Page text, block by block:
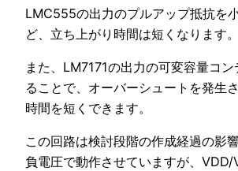
LMC555の出力のプルアップ抵抗を
ど、立ち上がり時間は短くなります。
また、LM7171の出力の可変容量コ
ることで、オーバーシュートを発生
時間を短くできます。
この回路は検討段階の作成経過の影
負電圧で動作させていますが、VDD/